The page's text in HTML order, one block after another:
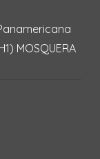
MOSQUERA